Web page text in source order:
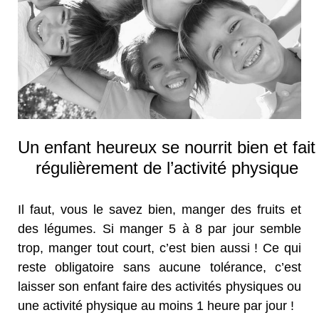
Un enfant heureux se nourrit bien et fait
régulièrement de l’activité physique
Il faut, vous le savez bien, manger des fruits et
des légumes. Si manger 5 à 8 par jour semble
trop, manger tout court, c’est bien aussi ! Ce qui
reste obligatoire sans aucune tolérance, c’est
laisser son enfant faire des activités physiques ou
une activité physique au moins 1 heure par jour !